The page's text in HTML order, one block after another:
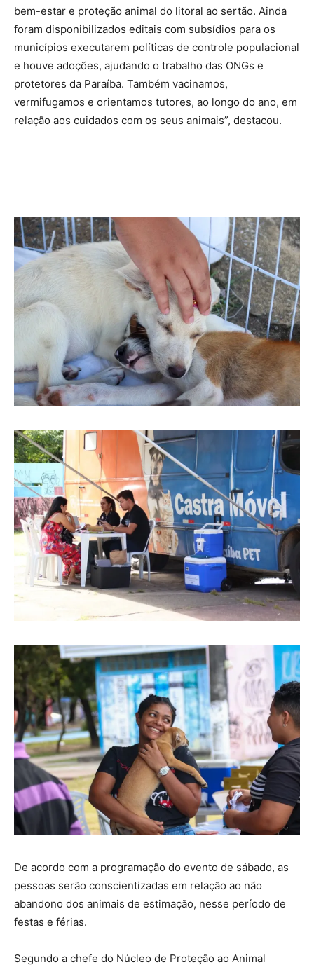
bem-estar e proteção animal do litoral ao sertão. Ainda
foram disponibilizados editais com subsídios para os
municípios executarem políticas de controle populacional
e houve adoções, ajudando o trabalho das ONGs e
protetores da Paraíba. Também vacinamos,
vermifugamos e orientamos tutores, ao longo do ano, em
relação aos cuidados com os seus animais”, destacou.
De acordo com a programação do evento de sábado, as
pessoas serão conscientizadas em relação ao não
abandono dos animais de estimação, nesse período de
festas e férias.
Segundo a chefe do Núcleo de Proteção ao Animal